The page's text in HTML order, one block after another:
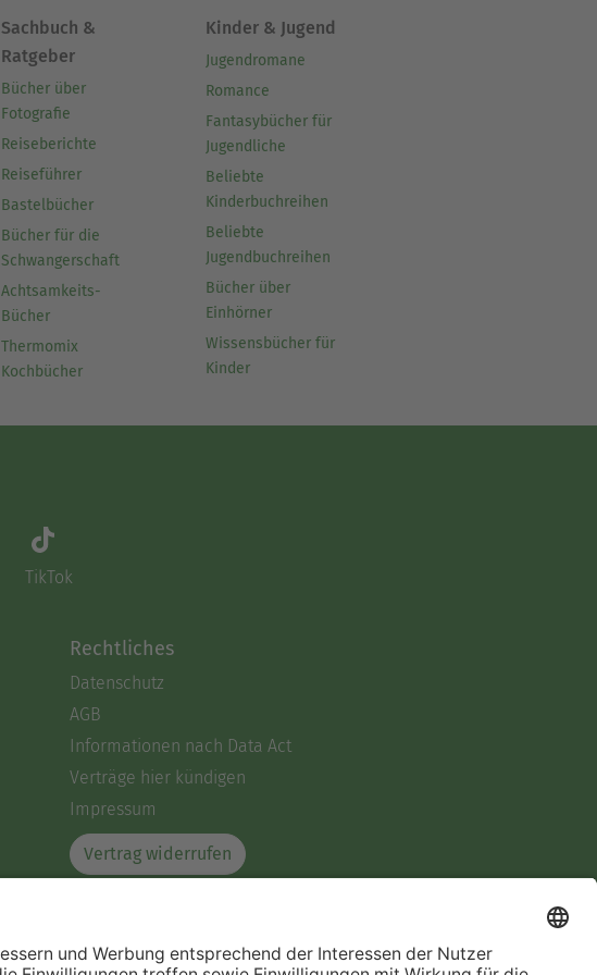
Sachbuch &
Ratgeber
Bücher über
Fotografie
Reiseberichte
Reiseführer
Bastelbücher
Bücher für die
Schwangerschaft
Achtsamkeits-
Bücher
Thermomix
Kochbücher
Kinder & Jugend
Jugendromane
Romance
Fantasybücher für
Jugendliche
Beliebte
Kinderbuchreihen
Beliebte
Jugendbuchreihen
Bücher über
Einhörner
Wissensbücher für
Kinder
TikTok
Rechtliches
Datenschutz
AGB
Informationen nach Data Act
Verträge hier kündigen
Impressum
Vertrag widerrufen